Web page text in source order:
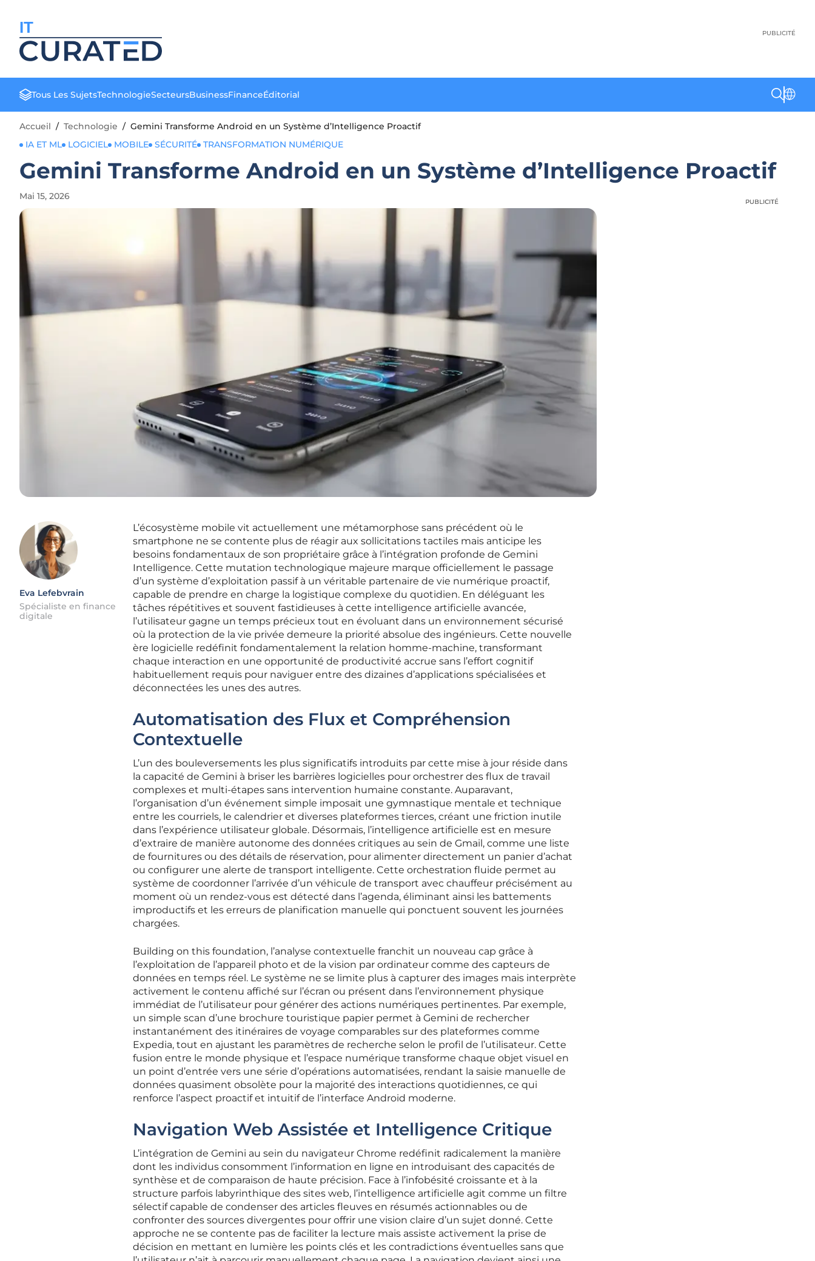
IT PUBLICITÉ
Tous Les SujetsTechnologieSecteursBusinessFinanceÉditorial
Accueil / Technologie / Gemini Transforme Android en un Système d’Intelligence Proactif
IA ET ML
LOGICIEL MOBILE SÉCURITÉ TRANSFORMATION NUMÉRIQUE
Gemini Transforme Android en un Système d’Intelligence Proactif
Mai 15, 2026
Eva Lefebvrain
Spécialiste en finance
digitale
L’écosystème mobile vit actuellement une métamorphose sans précédent où le
smartphone ne se contente plus de réagir aux sollicitations tactiles mais anticipe les
besoins fondamentaux de son propriétaire grâce à l’intégration profonde de Gemini
Intelligence. Cette mutation technologique majeure marque officiellement le passage
d’un système d’exploitation passif à un véritable partenaire de vie numérique proactif,
capable de prendre en charge la logistique complexe du quotidien. En déléguant les
tâches répétitives et souvent fastidieuses à cette intelligence artificielle avancée,
l’utilisateur gagne un temps précieux tout en évoluant dans un environnement sécurisé
où la protection de la vie privée demeure la priorité absolue des ingénieurs. Cette nouvelle
ère logicielle redéfinit fondamentalement la relation homme-machine, transformant
chaque interaction en une opportunité de productivité accrue sans l’effort cognitif
habituellement requis pour naviguer entre des dizaines d’applications spécialisées et
déconnectées les unes des autres.
Automatisation des Flux et Compréhension
Contextuelle
L’un des bouleversements les plus significatifs introduits par cette mise à jour réside dans
la capacité de Gemini à briser les barrières logicielles pour orchestrer des flux de travail
complexes et multi-étapes sans intervention humaine constante. Auparavant,
l’organisation d’un événement simple imposait une gymnastique mentale et technique
entre les courriels, le calendrier et diverses plateformes tierces, créant une friction inutile
dans l’expérience utilisateur globale. Désormais, l’intelligence artificielle est en mesure
d’extraire de manière autonome des données critiques au sein de Gmail, comme une liste
de fournitures ou des détails de réservation, pour alimenter directement un panier d’achat
ou configurer une alerte de transport intelligente. Cette orchestration fluide permet au
système de coordonner l’arrivée d’un véhicule de transport avec chauffeur précisément au
moment où un rendez-vous est détecté dans l’agenda, éliminant ainsi les battements
improductifs et les erreurs de planification manuelle qui ponctuent souvent les journées
chargées.
Building on this foundation, l’analyse contextuelle franchit un nouveau cap grâce à
l’exploitation de l’appareil photo et de la vision par ordinateur comme des capteurs de
données en temps réel. Le système ne se limite plus à capturer des images mais interprète
activement le contenu affiché sur l’écran ou présent dans l’environnement physique
immédiat de l’utilisateur pour générer des actions numériques pertinentes. Par exemple,
un simple scan d’une brochure touristique papier permet à Gemini de rechercher
instantanément des itinéraires de voyage comparables sur des plateformes comme
Expedia, tout en ajustant les paramètres de recherche selon le profil de l’utilisateur. Cette
fusion entre le monde physique et l’espace numérique transforme chaque objet visuel en
un point d’entrée vers une série d’opérations automatisées, rendant la saisie manuelle de
données quasiment obsolète pour la majorité des interactions quotidiennes, ce qui
renforce l’aspect proactif et intuitif de l’interface Android moderne.
Navigation Web Assistée et Intelligence Critique
L’intégration de Gemini au sein du navigateur Chrome redéfinit radicalement la manière
dont les individus consomment l’information en ligne en introduisant des capacités de
synthèse et de comparaison de haute précision. Face à l’infobésité croissante et à la
structure parfois labyrinthique des sites web, l’intelligence artificielle agit comme un filtre
sélectif capable de condenser des articles fleuves en résumés actionnables ou de
confronter des sources divergentes pour offrir une vision claire d’un sujet donné. Cette
approche ne se contente pas de faciliter la lecture mais assiste activement la prise de
décision en mettant en lumière les points clés et les contradictions éventuelles sans que
PUBLICITÉ
PUBLICITÉ